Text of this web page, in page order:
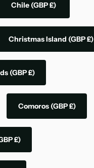
Chile (GBP £)
Christmas Island (GBP £)
(GBP £)
Comoros (GBP £)
£)